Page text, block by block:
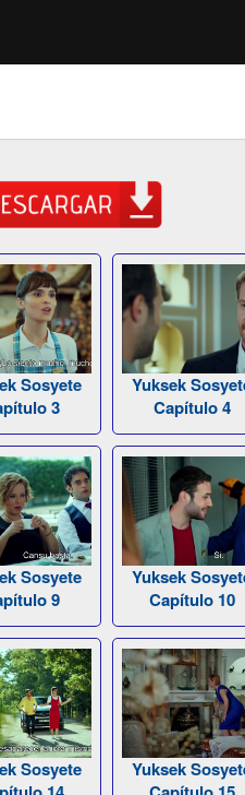
Sosyete
3
Yuksek
Capítulo 4
Sosyete
9
Yuksek
Capítulo 10
Sosyete
Yuksek